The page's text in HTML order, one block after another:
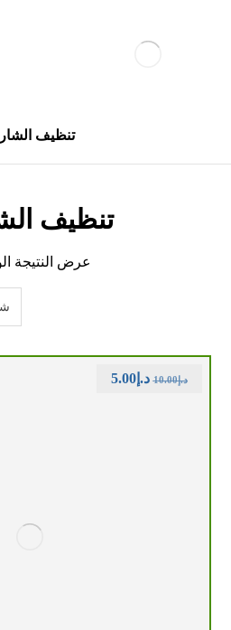
تنظيف
تنظيف
عرض النتيجة
د.إ10.00 د.إ5.00